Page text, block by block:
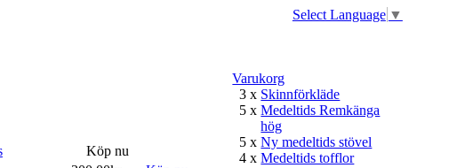
Select Language ▼
Köp nu
Varukorg
3 x Skinnförkläde
5 xMedeltids Remkänga
hög
5 xNy medeltids stövel
4 xMedeltids tofflor